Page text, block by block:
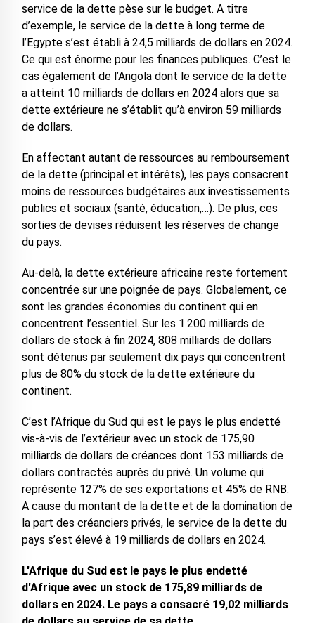
service de la dette pèse sur le budget. A titre
d’exemple, le service de la dette à long terme de
l’Egypte s’est établi à 24,5 milliards de dollars en 2024.
Ce qui est énorme pour les finances publiques. C’est le
cas également de l’Angola dont le service de la dette
a atteint 10 milliards de dollars en 2024 alors que sa
dette extérieure ne s’établit qu’à environ 59 milliards
de dollars.
En affectant autant de ressources au remboursement
de la dette (principal et intérêts), les pays consacrent
moins de ressources budgétaires aux investissements
publics et sociaux (santé, éducation,…). De plus, ces
sorties de devises réduisent les réserves de change
du pays.
Au-delà, la dette extérieure africaine reste fortement
concentrée sur une poignée de pays. Globalement, ce
sont les grandes économies du continent qui en
concentrent l’essentiel. Sur les 1.200 milliards de
dollars de stock à fin 2024, 808 milliards de dollars
sont détenus par seulement dix pays qui concentrent
plus de 80% du stock de la dette extérieure du
continent.
C’est l’Afrique du Sud qui est le pays le plus endetté
vis-à-vis de l’extérieur avec un stock de 175,90
milliards de dollars de créances dont 153 milliards de
dollars contractés auprès du privé. Un volume qui
représente 127% de ses exportations et 45% de RNB.
A cause du montant de la dette et de la domination de
la part des créanciers privés, le service de la dette du
pays s’est élevé à 19 milliards de dollars en 2024.
L'Afrique du Sud est le pays le plus endetté
d'Afrique avec un stock de 175,89 milliards de
dollars en 2024. Le pays a consacré 19,02 milliards